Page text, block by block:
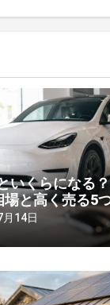
いくらになる
場と高く売る5
14日